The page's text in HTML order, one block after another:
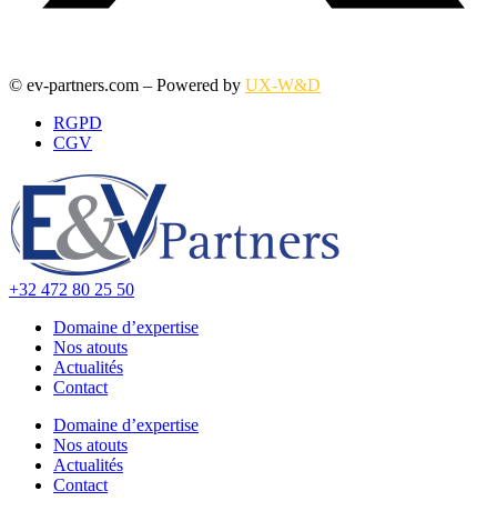
© ev-partners.com – Powered by UX-W&D
RGPD
CGV
+32 472 80 25 50
Domaine d’expertise
Nos atouts
Actualités
Contact
Domaine d’expertise
Nos atouts
Actualités
Contact